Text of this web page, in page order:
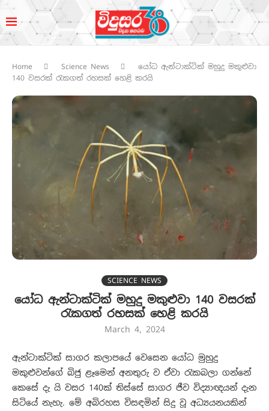
Home Science News
යෝධ ඇන්ටාක්ටික් මහුදු මකුළුවා
140 වසරක් රැකගත් රහසක් හෙළි කරයි
SCIENCE NEWS
යෝධ ඇන්ටාක්ටික් මහුදු මකුළුවා 140 වසරක්
රැකගත් රහසක් හෙළි කරයි
March 4, 2024
ඇන්ටාක්ටික් සාගර කලාපයේ වෙසෙන යෝධ මුහුදු
මකුළුවන්ගේ බිජු ළෑමෙන් අනතුරු ව ඒවා රැකබලා ගන්නේ
කෙසේ දැ යි වසර 140ක් තිස්සේ සාගර ජීව විද්‍යාඥයන් දැන
සිටියේ නැහැ. මේ අබිරහස විසඳමින් සිදු වූ අධ්‍යයනයකින්